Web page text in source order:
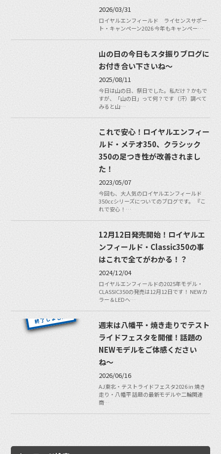
2026/03/31
ロイヤルエンフィールド ライセンスサポー
ト・キャンペーン2026 今年もキャンペー…
山の日の今日もスタ振りブログに
お付き合い下さいね〜
2025/08/11
今日は山の日、祭日でした。私だけ？かもで
すが、「山の日」って何？です（汗）調べて
みると山…
これで安心！ロイヤルエンフィー
ルド・メテオ350、クラシック
350の足つき性が改善されまし
た！
2023/05/07
今回も、大人気のロイヤルエンフィールド
350ccシリーズについてのブログです。 『こ
れで安心！…
12月12日発売開始！ロイヤルエ
ンフィールド・Classic350の事
はこれで全てがわかる！？
2024/12/04
ロイヤルエンフィールドの2025年モデル・
CLASSIC350の発売は12月12日です！ NEWカ
ラー＆LEDヘ…
週末は八幡平・焼き走りでテスト
ライドフェスタを開催！話題の
NEWモデルをご体感ください
ね〜
2026/06/16
AJ東北・テストライドフェスタ2026 in 焼き
走り・八幡平 話題の最新モデルや二輪関連
商…